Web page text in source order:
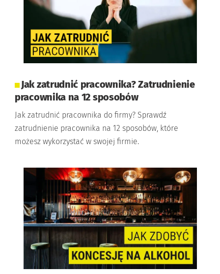
Jak zatrudnić pracownika? Zatrudnienie
pracownika na 12 sposobów
Jak zatrudnić pracownika do firmy? Sprawdź
zatrudnienie pracownika na 12 sposobów, które
możesz wykorzystać w swojej firmie.